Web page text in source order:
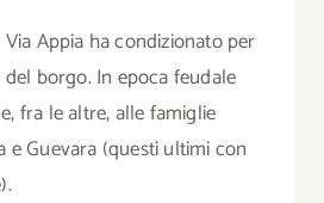
Appia ha condizionato per
borgo. In epoca feudale
fra le altre, alle famiglie
e Guevara (questi ultimi con